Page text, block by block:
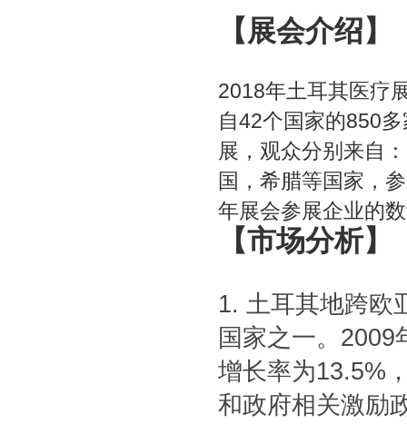
【展会介绍】
2018年土耳其医疗
自42个国家的850
展，观众分别来自
国，希腊等国家，
年展会参展企业的
【市场分析】
1. 土耳其地跨欧
国家之一。 2009
增长率为13.5%
和政府相关激励